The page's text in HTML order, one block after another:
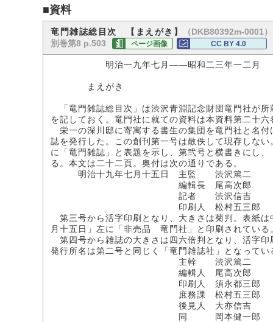
■資料
竜門雑誌総目次 【まえがき】
（DKB80392m-0001）
別巻第8 p.503
ページ画像 CC BY 4.0
明治一九年七月――昭和二三年一二月
まえがき
「竜門雑誌総目次」は渋沢青淵記念財団竜門社が
を記しておく。竜門社に就ての資料は本資料第二十
栄一の深川邸に寄寓する書生の集団を竜門社と名
誌を発行した。この創刊第一号は散佚して現存しな
に「竜門雑誌」と表題を示し、第弐号と横書きにし
る。本文は二十二頁。奥付は次の通りである。
明治十九年七月十五日 主監 渋沢篤二
編輯長 尾高次郎
記者 渋沢信吉
印刷人 松村五三郎
第三号から活字印刷となり、大きさは菊判。表紙
月十五日」左に「非売品 竜門社」と印刷されてい
第四号から雑誌の大きさは四六倍判となり、活字
発行所名は第二号と同じく「竜門雑誌社」となって
主幹 渋沢篤二
編輯人 尾高次郎
印刷人 須永都三郎
庶務課 松村五三郎
後見人 大亦信吉
同 岡本健一郎